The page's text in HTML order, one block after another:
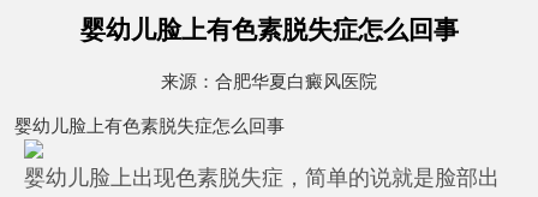
婴幼儿脸上有色素脱失症怎么回事
来源： 合肥华夏白癜风医院
婴幼儿脸上有色素脱失症怎么回事
婴幼儿脸上出现色素脱失症，简单的说就是脸部出